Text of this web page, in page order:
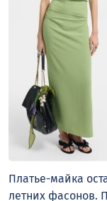
Платье-майка
летних фасонов.